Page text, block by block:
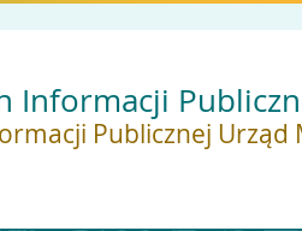
Informacji
Publicznej Urząd